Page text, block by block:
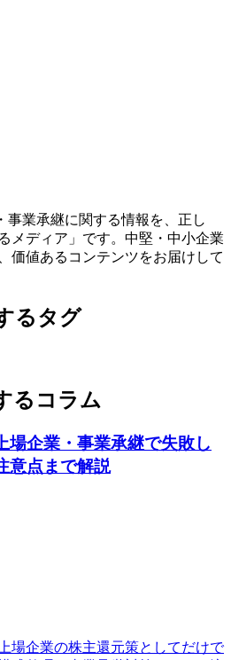
業承継に関する情報を、正し
メディア」です。中堅・中小企業
価値あるコンテンツをお届けして
るタグ
るコラム
場企業・事業承継で失敗し
意点まで解説
場企業の株主還元策としてだけで